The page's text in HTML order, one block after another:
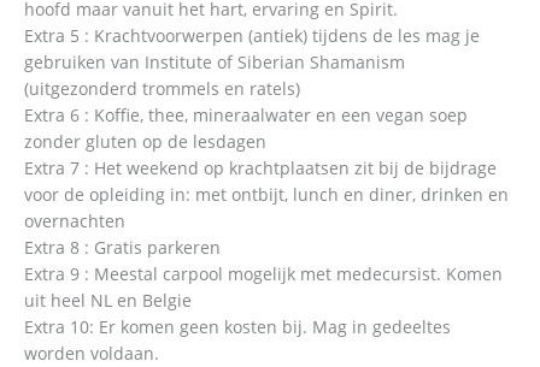
hoofd maar vanuit het hart, ervaring en Spirit.
Extra 5 : Krachtvoorwerpen (antiek) tijdens de les mag je
gebruiken van Institute of Siberian Shamanism
(uitgezonderd trommels en ratels)
Extra 6 : Koffie, thee, mineraalwater en een vegan soep
zonder gluten op de lesdagen
Extra 7 : Het weekend op krachtplaatsen zit bij de bijdrage
voor de opleiding in: met ontbijt, lunch en diner, drinken en
overnachten
Extra 8 : Gratis parkeren
Extra 9 : Meestal carpool mogelijk met medecursist. Komen
uit heel NL en Belgie
Extra 10: Er komen geen kosten bij. Mag in gedeeltes
worden voldaan.